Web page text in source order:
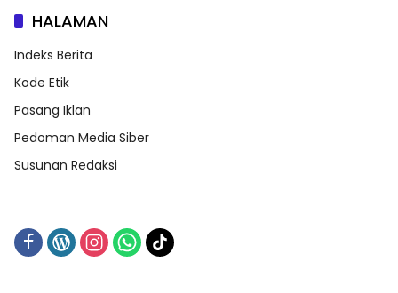
HALAMAN
Indeks Berita
Kode Etik
Pasang Iklan
Pedoman Media Siber
Susunan Redaksi